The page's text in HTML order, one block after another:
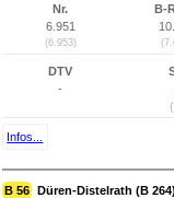
Nr.
6.951
(6.953)
B-
DTV
-
Infos...
B 56 Düren-Distelrath (B